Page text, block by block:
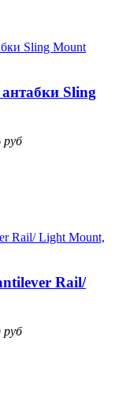
Sling
руб
Rail/
руб